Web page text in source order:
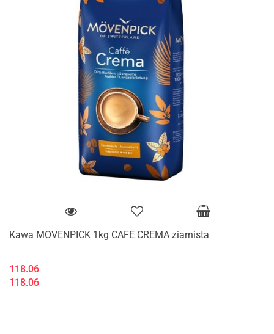
Kawa MOVENPICK 1kg CAFE CREMA ziarnista
118.06
118.06